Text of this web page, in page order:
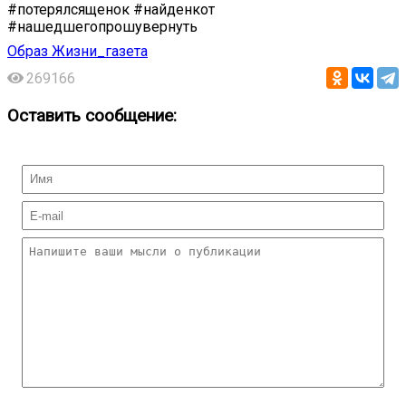
#потерялсященок #найденкот
#нашедшегопрошувернуть
Образ Жизни_газета
269166
Оставить сообщение: